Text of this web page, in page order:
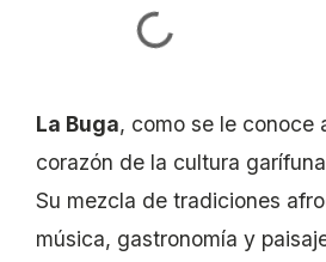
La Buga, como se le conoce
corazón de la cultura
Su mezcla de tradiciones
música, gastronomía y